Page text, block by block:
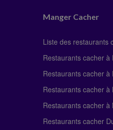
Manger Cacher
Liste des restaurants
Restaurants cacher à
Restaurants cacher à
Restaurants cacher à
Restaurants cacher à
Restaurants cacher